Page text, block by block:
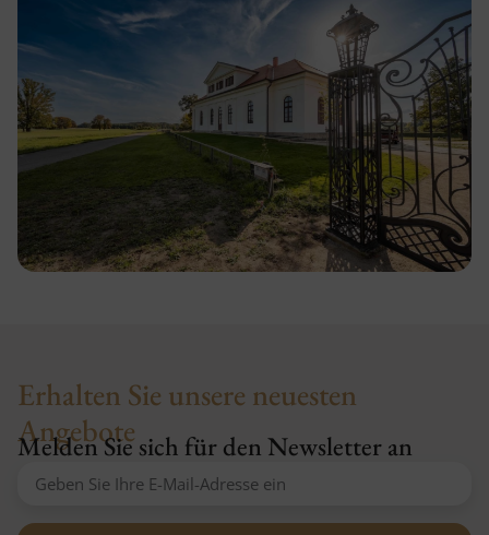
Erhalten Sie unsere neuesten
Angebote
Melden Sie sich für den Newsletter an